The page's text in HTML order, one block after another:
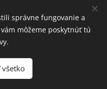
úrad
967 01
jeho hĺbke."
správne fungovanie a
môžeme poskytnúť tú
všetko